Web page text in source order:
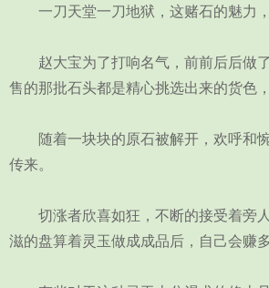
一刀天堂一刀地狱，这赌石的魅力，
赵大宝为了打响名气，前前后后做了
售的那批石头都是精心挑选出来的货色
随着一块块的原石被解开，欢呼和
传来。
切涨者欣喜如狂，不断的接受着旁
滋的盘算着灵玉做成成品后，自己会赚多